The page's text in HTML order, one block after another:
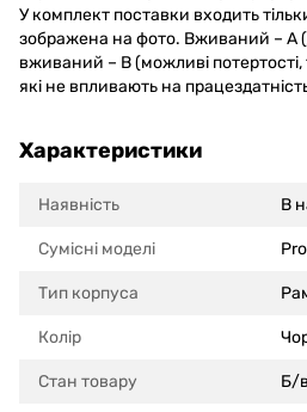
У комплект поставки входить
зображена на фото. Вживаний – А
вживаний – В (можливі потертості,
які не впливають на
Характеристики
Наявність В
Сумісні моделi
Тип корпуса
Колір
Стан товару Б/в